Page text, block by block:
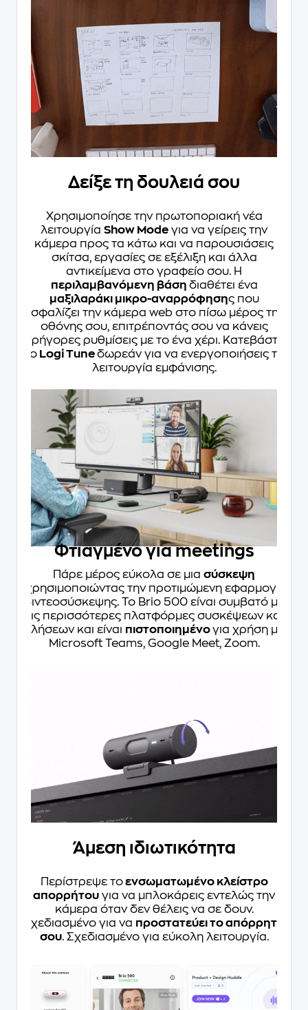
Δείξε τη δουλειά σου
Χρησιμοποίησε την πρωτοποριακή νέα
λειτουργία Show Mode για να γείρεις την
κάμερα προς τα κάτω και να παρουσιάσεις
σκίτσα, εργασίες σε εξέλιξη και άλλα
αντικείμενα στο γραφείο σου. Η
περιλαμβανόμενη βάση διαθέτει ένα
μαξιλαράκι μικρο-αναρρόφησης που
ασφαλίζει την κάμερα web στο πίσω μέρος της
οθόνης σου, επιτρέποντάς σου να κάνεις
γρήγορες ρυθμίσεις με το ένα χέρι. Κατεβάστε
το Logi Tuneδωρεάν για να ενεργοποιήσεις τη
λειτουργία εμφάνισης.
Φτιαγμένο για meetings
Πάρε μέρος εύκολα σε μια σύσκεψη
χρησιμοποιώντας την προτιμώμενη εφαρμογή
βιντεοσύσκεψης. Το Brio 500 είναι συμβατό με
τις περισσότερες πλατφόρμες συσκέψεων και
κλήσεων και είναι πιστοποιημένογια χρήση με
Microsoft Teams, Google Meet, Zoom.
Άμεση ιδιωτικότητα
Περίστρεψε τοενσωματωμένο κλείστρο
απορρήτου για να μπλοκάρεις εντελώς την
κάμερα όταν δεν θέλεις να σε δουν.
Σχεδιασμένο για να προστατεύει το απόρρητό
σου. Σχεδιασμένο για εύκολη λειτουργία.